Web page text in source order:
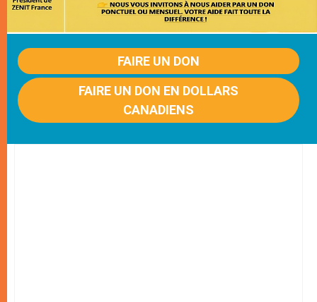
FAIRE UN DON
FAIRE UN DON EN DOLLARS
CANADIENS